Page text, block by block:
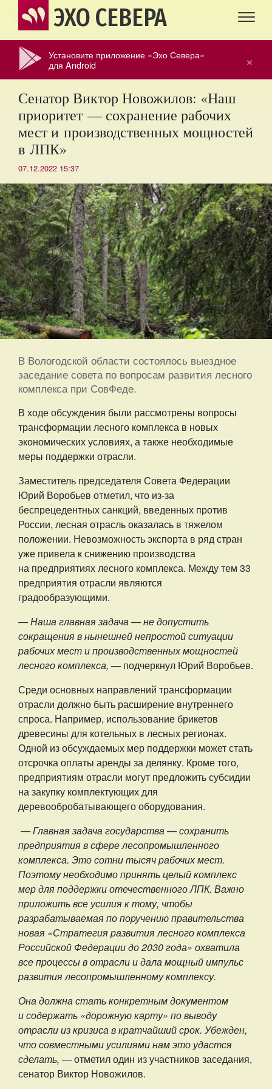
ЭХО СЕВЕРА
×
Установите приложение «Эхо Севера»
для Android
Сенатор Виктор Новожилов: «Наш
приоритет — сохранение рабочих
мест и производственных мощностей
в ЛПК»
07.12.2022 15:37
В Вологодской области состоялось выездное
заседание совета по вопросам развития лесного
комплекса при СовФеде.
В ходе обсуждения были рассмотрены вопросы
трансформации лесного комплекса в новых
экономических условиях, а также необходимые
меры поддержки отрасли.
Заместитель председателя Совета Федерации
Юрий Воробьев отметил, что из-за
беспрецедентных санкций, введенных против
России, лесная отрасль оказалась в тяжелом
положении. Невозможность экспорта в ряд стран
уже привела к снижению производства
на предприятиях лесного комплекса. Между тем 33
предприятия отрасли являются
градообразующими.
— Наша главная задача — не допустить
сокращения в нынешней непростой ситуации
рабочих мест и производственных мощностей
лесного комплекса, — подчеркнул Юрий Воробьев.
Среди основных направлений трансформации
отрасли должно быть расширение внутреннего
спроса. Например, использование брикетов
древесины для котельных в лесных регионах.
Одной из обсуждаемых мер поддержки может стать
отсрочка оплаты аренды за делянку. Кроме того,
предприятиям отрасли могут предложить субсидии
на закупку комплектующих для
деревообробатывающего оборудования.
— Главная задача государства — сохранить
предприятия в сфере лесопромышленного
комплекса. Это сотни тысяч рабочих мест.
Поэтому необходимо принять целый комплекс
мер для поддержки отечественного ЛПК. Важно
приложить все усилия к тому, чтобы
разрабатываемая по поручению правительства
новая «Стратегия развития лесного комплекса
Российской Федерации до 2030 года» охватила
все процессы в отрасли и дала мощный импульс
развития лесопромышленному комплексу.
Она должна стать конкретным документом
и содержать «дорожную карту» по выводу
отрасли из кризиса в кратчайший срок. Убежден,
что совместными усилиями нам это удастся
сделать, — отметил один из участников заседания,
сенатор Виктор Новожилов.